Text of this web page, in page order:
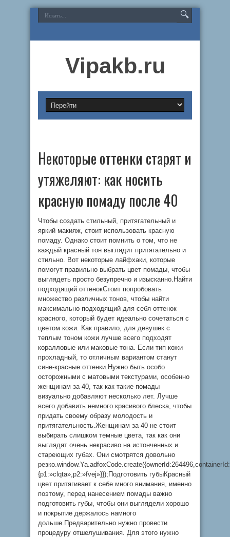
Vipakb.ru
Некоторые оттенки старят и
утяжеляют: как носить
красную помаду после 40
Чтобы создать стильный, притягательный и
яркий макияж, стоит использовать красную
помаду. Однако стоит помнить о том, что не
каждый красный тон выглядит притягательно и
стильно. Вот некоторые лайфхаки, которые
помогут правильно выбрать цвет помады, чтобы
выглядеть просто безупречно и изысканно.Найти
подходящий оттенокСтоит попробовать
множество различных тонов, чтобы найти
максимально подходящий для себя оттенок
красного, который будет идеально сочетаться с
цветом кожи. Как правило, для девушек с
теплым тоном кожи лучше всего подходят
коралловые или маковые тона. Если тип кожи
прохладный, то отличным вариантом станут
сине-красные оттенки.Нужно быть особо
осторожными с матовыми текстурами, особенно
женщинам за 40, так как такие помады
визуально добавляют несколько лет. Лучше
всего добавить немного красивого блеска, чтобы
придать своему образу молодость и
притягательность.Женщинам за 40 не стоит
выбирать слишком темные цвета, так как они
выглядят очень некрасиво на истонченных и
стареющих губах. Они смотрятся довольно
{p1:»clqta»,p2:»fvej»}});Подготовить губыКрасный
цвет притягивает к себе много внимания, именно
поэтому, перед нанесением помады важно
подготовить губы, чтобы они выглядели хорошо
и покрытие держалось намного
дольше.Предварительно нужно провести
процедуру отшелушивания. Для этого нужно